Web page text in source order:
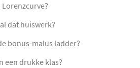
Lorenzcurve?
dat huiswerk?
bonus-malus ladder?
een drukke klas?